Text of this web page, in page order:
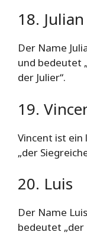
18. Julian
Der Name
und bedeutet
der Julier“.
19.
Vincent ist
„der
20. Luis
Der Name
bedeutet „der